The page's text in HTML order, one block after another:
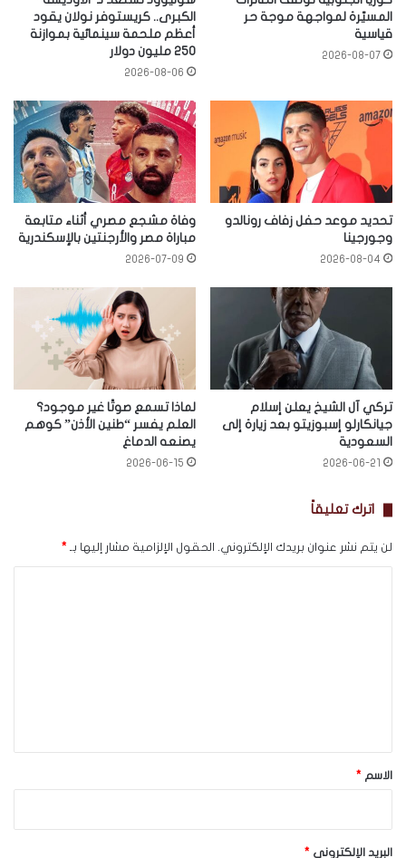
المسيّرة لمواجهة موجة حر
قياسية
2026-08-07
الكبرى.. كريستوفر نولان يقود
أعظم ملحمة سينمائية بموازنة
250 مليون دولار
2026-08-06
تحديد موعد حفل زفاف رونالدو
وجورجينا
2026-08-04
وفاة مشجع مصري أثناء متابعة
مباراة مصر والأرجنتين بالإسكندرية
2026-07-09
تركي آل الشيخ يعلن إسلام
جيانكارلو إسبوزيتو بعد زيارة إلى
السعودية
2026-06-21
لماذا تسمع صوتًا غير موجود؟
العلم يفسر “طنين الأذن” كوهم
يصنعه الدماغ
2026-06-15
اترك تعليقاً
لن يتم نشر عنوان بريدك الإلكتروني. الحقول الإلزامية مشار إليها بـ *
*الاسم *
البريد الإلكتروني *